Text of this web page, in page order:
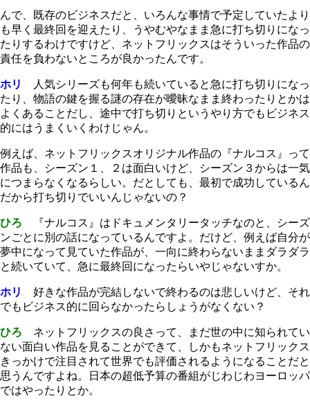
んで、既存のビジネスだと、いろんな事情で予定していたより
も早く最終回を迎えたり、うやむやなまま急に打ち切りになっ
たりするわけですけど、ネットフリックスはそういった作品の
責任を負わないところが良かったんです。
ホリ
人気シリーズも何年も続いていると急に打ち切りになっ
たり、物語の鍵を握る謎の存在が曖昧なまま終わったりとかは
よくあることだし、途中で打ち切りというやり方でもビジネス
的にはうまくいくわけじゃん。
例えば、ネットフリックスオリジナル作品の『ナルコス』って
作品も、シーズン１、２は面白いけど、シーズン３からは一気
につまらなくなるらしい。だとしても、最初で成功しているん
だから打ち切りでいいんじゃないの？
ひろ 『ナルコス』はドキュメンタリータッチなのと、シーズ
ンごとに別の話になっているんですよ。だけど、例えば自分が
夢中になって見ていた作品が、一向に終わらないままダラダラ
と続いていて、急に最終回になったらいやじゃないすか。
ホリ
好きな作品が完結しないで終わるのは悲しいけど、それ
でもビジネス的に回らなかったらしょうがなくない？
ひろ ネットフリックスの良さって、まだ世の中に知られてい
ない面白い作品を見ることができて、しかもネットフリックス
きっかけで注目されて世界でも評価されるようになることだと
思うんですよね。日本の超低予算の番組がじわじわヨーロッパ
ではやったりとか。